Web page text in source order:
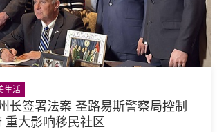
升
级！
目
标:
郡
门
主
生活
长签署法案 圣路易斯警察局控制
重大影响移民社区